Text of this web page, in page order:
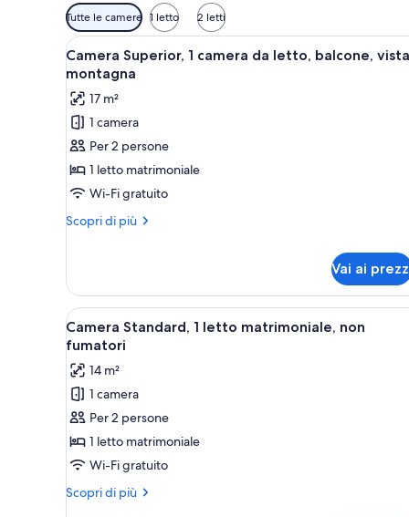
Filtri
disponibili
per
le
camere
Tutte le camere 1 letto 2 letti
Apri
tutte
le
foto
per
Camera
Superior,
1
camera
vista
montagna
Camera da letto in una baita
2
Camera Superior, 1 camera da letto, balcone, vista
montagna
17 m²
1 camera
Per 2 persone
1 letto matrimoniale
Wi-Fi gratuito
Scopri di più
Altri
Superior,
camera
da
letto,
balcone,
vista
montagna
Vai ai
Apri
tutte
le
foto
per
Camera
Standard,
1
letto
matrimoniale,
Una camera in una baita di
1
Camera Standard, 1 letto matrimoniale, non
fumatori
14 m²
1 camera
Per 2 persone
1 letto matrimoniale
Wi-Fi gratuito
Scopri di più
Altri